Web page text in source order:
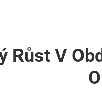
Růst V